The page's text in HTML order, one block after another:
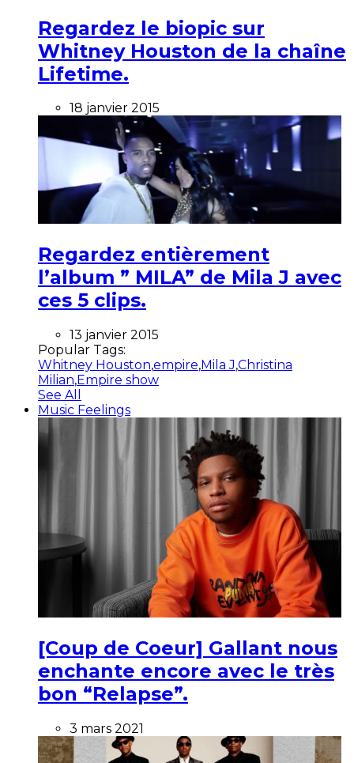
Regardez le biopic sur
Whitney Houston de la chaîne
Lifetime.
18 janvier 2015
Regardez entièrement
l’album ” MILA” de Mila J avec
ces 5 clips.
13 janvier 2015
Popular Tags:
Whitney Houston,empire,Mila J,Christina
Milian,Empire show
See All
Music Feelings
[Coup de Coeur] Gallant nous
enchante encore avec le très
bon “Relapse”.
3 mars 2021